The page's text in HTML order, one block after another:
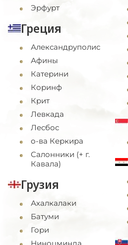
Эрфурт
Греция
Александруполис
Афины
Катерини
Коринф
Крит
Левкада
Лесбос
о-ва Керкира
Салонники (+ г.
Кавала)
Грузия
Ахалкалаки
Батуми
Гори